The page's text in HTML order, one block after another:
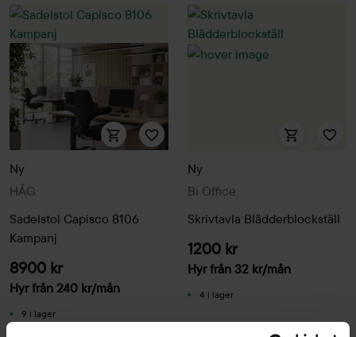
HÅG
Ny
Sadelstol Capisco 8106
Kampanj
8900 kr
Hyr från 240 kr/mån
9 i lager
Bi Office
Ny
Skrivtavla Blädderblockställ
1200 kr
Hyr från 32 kr/mån
4 i lager